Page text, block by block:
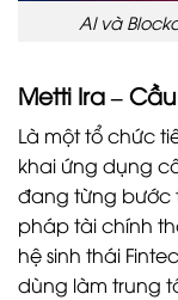
AI và
Metti Ira –
Là một tổ chức
khai ứng dụng
đang từng bước
pháp tài chính
hệ sinh thái
dùng làm trung